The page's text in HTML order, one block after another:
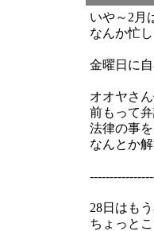
いや～2月
なんか忙
金曜日に
オオヤさ
前もって
法律の事
なんとか
28日はも
ちょっと